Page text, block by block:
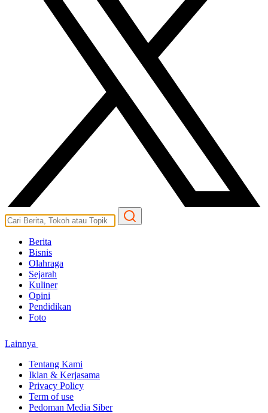
Berita
Bisnis
Olahraga
Sejarah
Kuliner
Opini
Pendidikan
Foto
Lainnya
Tentang Kami
Iklan & Kerjasama
Privacy Policy
Term of use
Pedoman Media Siber